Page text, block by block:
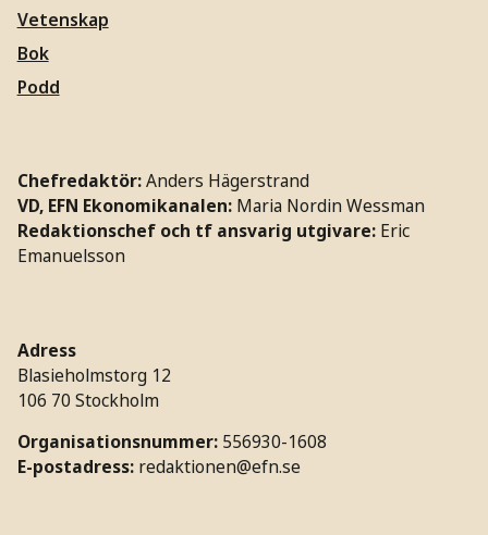
Vetenskap
Bok
Podd
Chefredaktör:Anders Hägerstrand
VD, EFN Ekonomikanalen: Maria Nordin Wessman
Redaktionschef och tf ansvarig utgivare: Eric
Emanuelsson
Adress
Blasieholmstorg 12
106 70 Stockholm
Organisationsnummer: 556930-1608
E-postadress: redaktionen@efn.se